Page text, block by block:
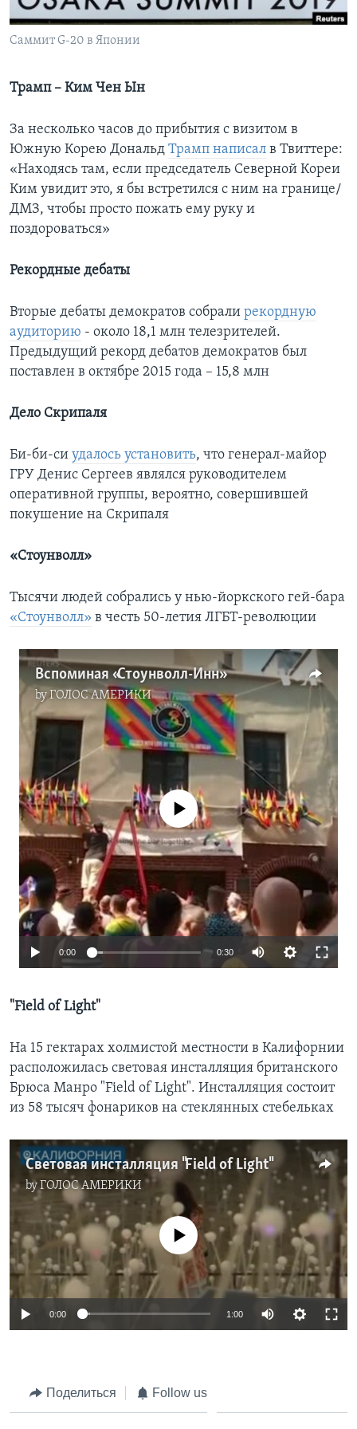
Learning English
Языки
Саммит G-20 в Японии
Трамп – Ким Чен Ын
За несколько часов до прибытия с визитом в
Южную Корею Дональд Трамп написал в Твиттере:
«Находясь там, если председатель Северной Кореи
Ким увидит это, я бы встретился с ним на границе/
ДМЗ, чтобы просто пожать ему руку и
поздороваться»
Рекордные дебаты
Вторые дебаты демократов собрали рекордную
аудиторию - около 18,1 млн телезрителей.
Предыдущий рекорд дебатов демократов был
поставлен в октябре 2015 года – 15,8 млн
Дело Скрипаля
Би-би-си удалось установить, что генерал-майор
ГРУ Денис Сергеев являлся руководителем
оперативной группы, вероятно, совершившей
покушение на Скрипаля
«Стоунволл»
Тысячи людей собрались у нью-йоркского гей-бара
«Стоунволл» в честь 50-летия ЛГБТ-революции
Вспоминая «Стоунволл-Инн»
byГОЛОС АМЕРИКИ
No media source currently available
0:00 0:30
"Field of Light"
На 15 гектарах холмистой местности в Калифорнии
расположилась световая инсталляция британского
Брюса Манро "Field of Light". Инсталляция состоит
из 58 тысяч фонариков на стеклянных стебельках
Световая инсталляция "Field of Light"
byГОЛОС АМЕРИКИ
No media source currently available
0:00 1:00
Поделиться Follow us